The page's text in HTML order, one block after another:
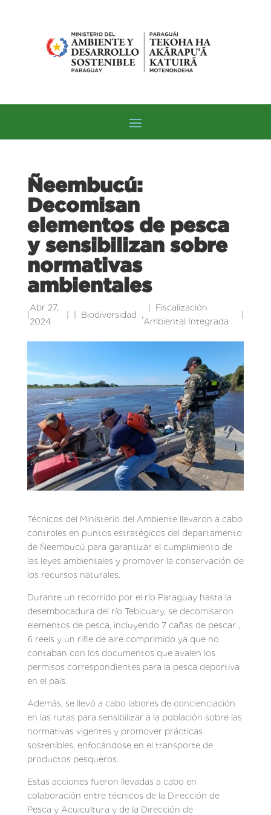
Ñeembucú:
Decomisan
elementos de pesca
y sensibilizan sobre
normativas
ambientales
|
Abr 27,
2024
| Biodiversidad ,
Fiscalización
Ambiental Integrada
|
Técnicos del Ministerio del Ambiente llevaron a cabo
controles en puntos estratégicos del departamento
de Ñeembucú para garantizar el cumplimiento de
las leyes ambientales y promover la conservación de
los recursos naturales.
Durante un recorrido por el río Paraguay hasta la
desembocadura del río Tebicuary, se decomisaron
elementos de pesca, incluyendo 7 cañas de pescar ,
6 reels y un rifle de aire comprimido ya que no
contaban con los documentos que avalen los
permisos correspondientes para la pesca deportiva
en el país.
Además, se llevó a cabo labores de concienciación
en las rutas para sensibilizar a la población sobre las
normativas vigentes y promover prácticas
sostenibles, enfocándose en el transporte de
productos pesqueros.
Estas acciones fueron llevadas a cabo en
colaboración entre técnicos de la Dirección de
Pesca y Acuicultura y de la Dirección de